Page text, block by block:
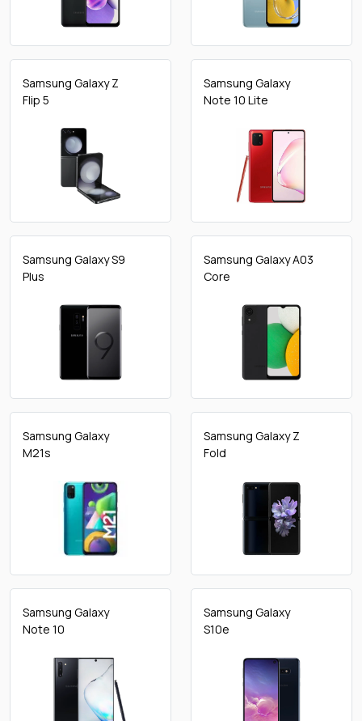
Samsung Galaxy Z
Flip 5
Samsung Galaxy
Note 10 Lite
Samsung Galaxy S9
Plus
Samsung Galaxy A03
Core
Samsung Galaxy
M21s
Samsung Galaxy Z
Fold
Samsung Galaxy
Note 10
Samsung Galaxy
S10e